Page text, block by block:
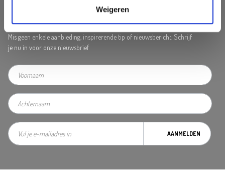
Weigeren
Nooit iets van ons missen?
Mis geen enkele aanbieding, inspirerende tip of nieuwsbericht. Schrijf
je nu in voor onze nieuwsbrief
AANMELDEN